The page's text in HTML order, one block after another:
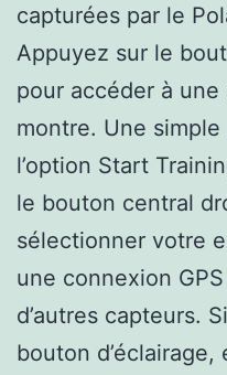
capturées par le
Appuyez sur le
pour accéder à
montre. Une
l’option Start
le bouton central
sélectionner votre
une connexion
d’autres capteurs.
bouton